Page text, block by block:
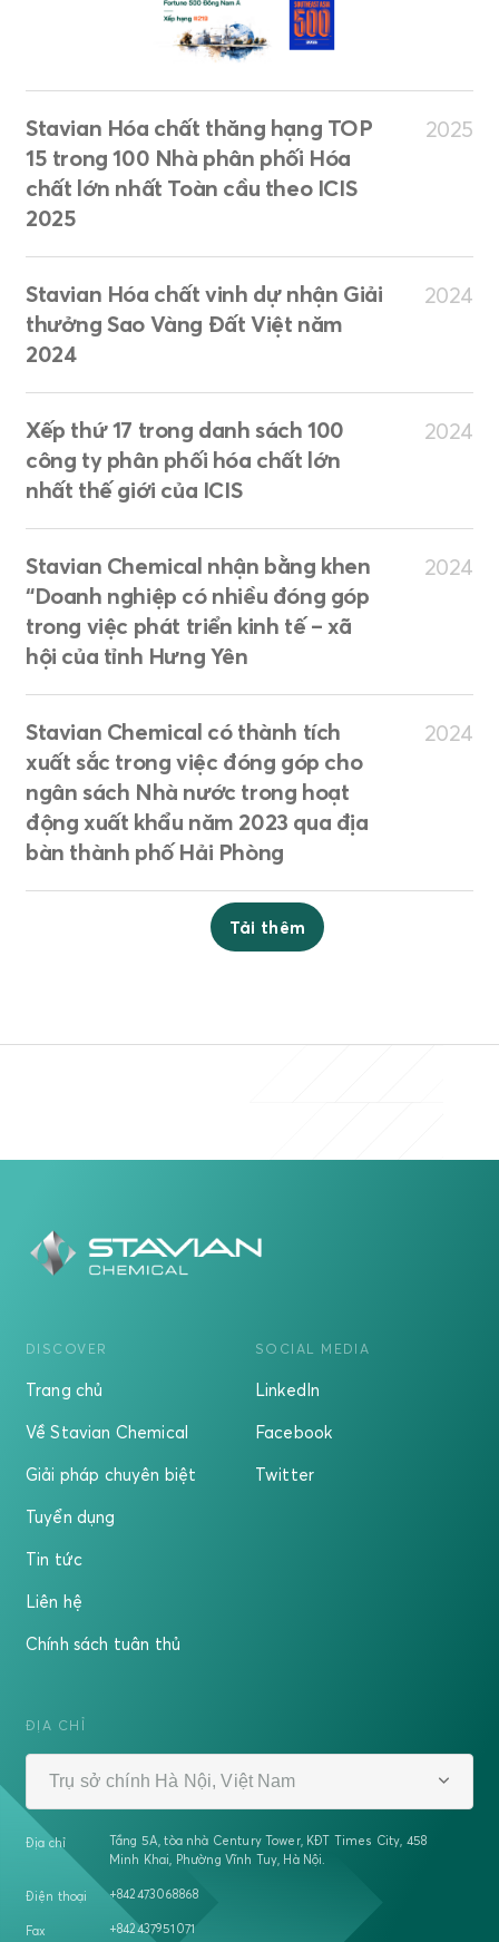
Stavian Hóa chất thăng hạng TOP
15 trong 100 Nhà phân phối Hóa
chất lớn nhất Toàn cầu theo ICIS
2025
2025
Stavian Hóa chất vinh dự nhận Giải
thưởng Sao Vàng Đất Việt năm
2024
2024
Xếp thứ 17 trong danh sách 100
công ty phân phối hóa chất lớn
nhất thế giới của ICIS
2024
Stavian Chemical nhận bằng khen
“Doanh nghiệp có nhiều đóng góp
trong việc phát triển kinh tế – xã
hội của tỉnh Hưng Yên
2024
Stavian Chemical có thành tích
xuất sắc trong việc đóng góp cho
ngân sách Nhà nước trong hoạt
động xuất khẩu năm 2023 qua địa
bàn thành phố Hải Phòng
2024
Tải thêm
DISCOVER
Trang chủ
Về Stavian Chemical
Giải pháp chuyên biệt
Tuyển dụng
Tin tức
Liên hệ
Chính sách tuân thủ
SOCIAL MEDIA
LinkedIn
Facebook
Twitter
ĐỊA CHỈ
Trụ sở chính Hà Nội, Việt Nam
Địa chỉ
Tầng 5A, tòa nhà Century Tower, KĐT Times City, 458
Minh Khai, Phường Vĩnh Tuy, Hà Nội.
Điện thoại +842473068868
Fax +842437951071